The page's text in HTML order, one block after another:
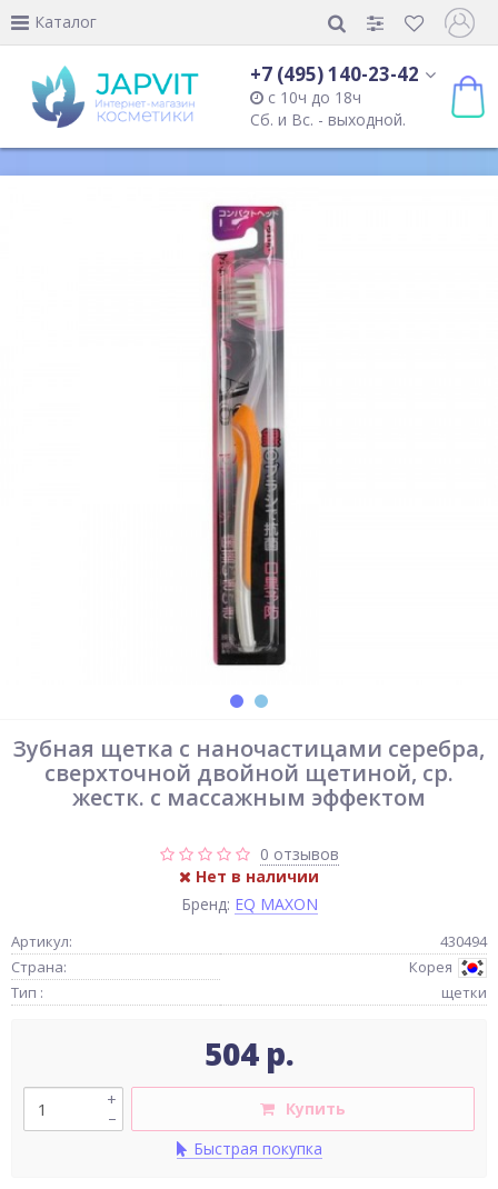
Каталог
+7 (495) 140-23-42
с 10ч до 18ч
Сб. и Вс. - выходной.
Зубная щетка c наночастицами серебра,
сверхточной двойной щетиной, ср.
жестк. с массажным эффектом
0 отзывов
Нет в наличии
Бренд: EQ MAXON
Артикул:
430494
Страна:
Корея
Тип :
щетки
504 р.
–
+
Купить
Быстрая покупка